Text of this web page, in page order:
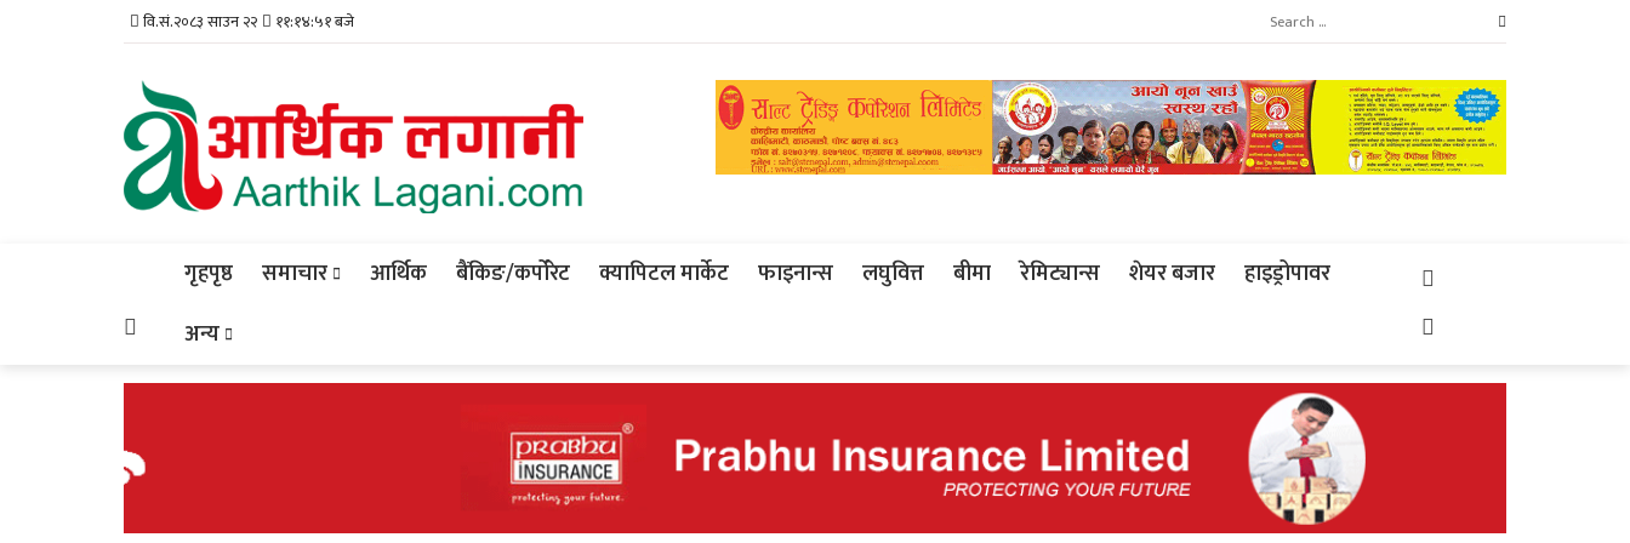
वि.सं.२०८३ साउन २२ ११:१४:५२ बजे
गृहपृष्ठ समाचार आर्थिक बैंकिङ/कर्पोरेट क्यापिटल मार्केट फाइनान्स लघुवित्त बीमा रेमिट्यान्स शेयर बजार
हाइड्रोपावर
अन्य